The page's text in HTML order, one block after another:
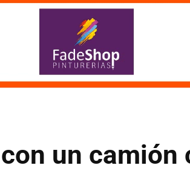
un camión